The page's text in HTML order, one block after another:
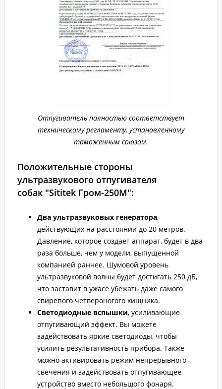
Отпугиватель полностью соответствует
техническому регламенту, установленному
таможенным союзом.
Положительные стороны
ультразвукового отпугивателя
собак "Sititek Гром-250М":
Два ультразвуковых генератора,
действующих на расстоянии до 20 метров.
Давление, которое создаёт аппарат, будет в два
раза больше, чем у модели, выпущенной
компанией раннее. Шумовой уровень
ультразвуковой волны будет достигать 250 дБ,
что заставит в ужасе убежать даже самого
свирепого четвероногого хищника.
Светодиодные вспышки, усиливающие
отпугивающий эффект. Вы можете
задействовать яркие светодиоды, чтобы
усилить результативность прибора. Также
можно активировать режим непрерывного
свечения и задействовать отпугивающее
устройство вместо небольшого фонаря.